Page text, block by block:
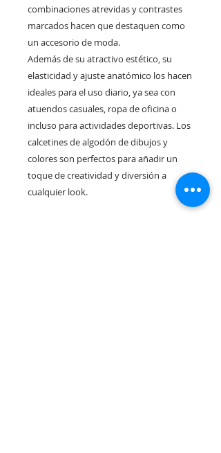
combinaciones atrevidas y contrastes
marcados hacen que destaquen como
un accesorio de moda.
Además de su atractivo estético, su
elasticidad y ajuste anatómico los hacen
ideales para el uso diario, ya sea con
atuendos casuales, ropa de oficina o
incluso para actividades deportivas. Los
calcetines de algodón de dibujos y
colores son perfectos para añadir un
toque de creatividad y diversión a
cualquier look.